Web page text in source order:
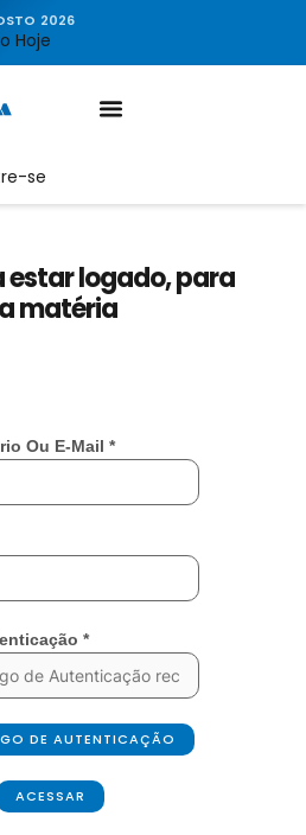
2026
Hoje
se
estar logado, para
matéria
Ou E-Mail *
*
DE AUTENTICAÇÃO
ACESSAR